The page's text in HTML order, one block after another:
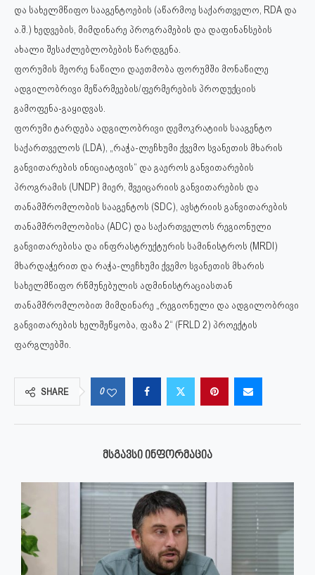
და სახელმწიფო სააგენტოების (აწარმოე საქართველო, RDA და
ა.შ.) ხედვების, მიმდინარე პროგრამების და დაფინანსების
ახალი შესაძლებლობების წარდგენა.
ფორუმის მეორე ნაწილი დაეთმობა ფორუმში მონაწილე
ადგილობრივი მეწარმეების/ფერმერების პროდუქციის
გამოფენა-გაყიდვას.
ფორუმი ტარდება ადგილობრივი დემოკრატიის სააგენტო
საქართველოს (LDA), „რაჭა-ლეჩხუმი ქვემო სვანეთის მხარის
განვითარების ინიციატივის“ და გაეროს განვითარების
პროგრამის (UNDP) მიერ, შვეიცარიის განვითარების და
თანამშრომლობის სააგენტოს (SDC), ავსტრიის განვითარების
თანამშრომლობისა (ADC) და საქართველოს რეგიონული
განვითარებისა და ინფრასტრუქტურის სამინისტროს (MRDI)
მხარდაჭერით და რაჭა-ლეჩხუმი ქვემო სვანეთის მხარის
სახელმწიფო რწმუნებულის ადმინისტრაციასთან
თანამშრომლობით მიმდინარე „რეგიონული და ადგილობრივი
განვითარების ხელშეწყობა, ფაზა 2“ (FRLD 2) პროექტის
ფარგლებში.
SHARE 0
ᲛᲡᲒᲐᲕᲡᲘ ᲘᲜᲤᲝᲠᲛᲐᲪᲘᲐ